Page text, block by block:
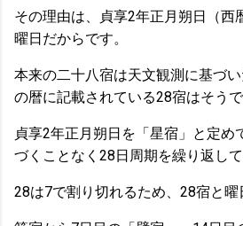
その理由は、貞享2年正月朔日（西
曜日だからです。
本来の二十八宿は天文観測に基づ
の暦に記載されている28宿はそうで
貞享2年正月朔日を「星宿」と定め
づくことなく28日周期を繰り返して
28は7で割り切れるため、28宿と曜